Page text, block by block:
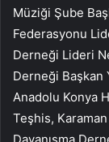
Müziği Şube
Federasyonu
Derneği Lideri
Derneği Başkan
Anadolu Konya
Teşhis,
Dayanışma